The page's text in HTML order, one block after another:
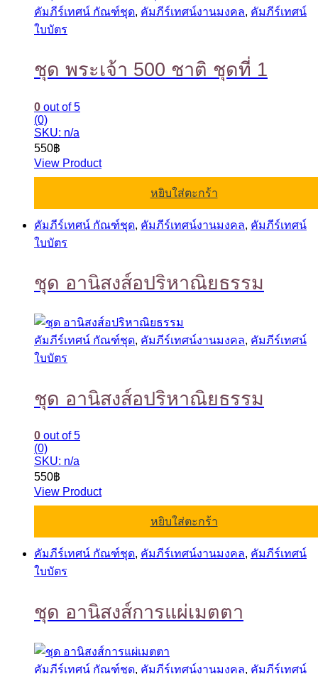
คัมภีร์เทศน์ กัณฑ์ชุด, คัมภีร์เทศน์งานมงคล, คัมภีร์เทศน์
ใบบัตร
ชุด พระเจ้า 500 ชาติ ชุดที่ 1
0 out of 5
(0)
SKU: n/a
550฿
View Product
หยิบใส่ตะกร้า
คัมภีร์เทศน์ กัณฑ์ชุด, คัมภีร์เทศน์งานมงคล, คัมภีร์เทศน์
ใบบัตร
ชุด อานิสงส์อปริหาณิยธรรม
คัมภีร์เทศน์ กัณฑ์ชุด, คัมภีร์เทศน์งานมงคล, คัมภีร์เทศน์
ใบบัตร
ชุด อานิสงส์อปริหาณิยธรรม
0 out of 5
(0)
SKU: n/a
550฿
View Product
หยิบใส่ตะกร้า
คัมภีร์เทศน์ กัณฑ์ชุด, คัมภีร์เทศน์งานมงคล, คัมภีร์เทศน์
ใบบัตร
ชุด อานิสงส์การแผ่เมตตา
คัมภีร์เทศน์ กัณฑ์ชุด, คัมภีร์เทศน์งานมงคล, คัมภีร์เทศน์